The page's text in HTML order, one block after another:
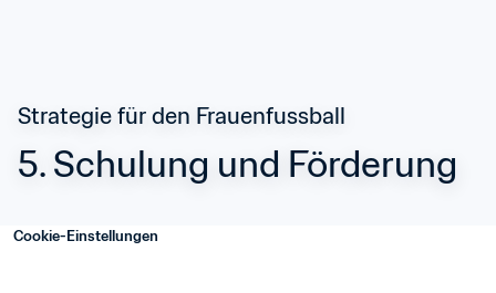
Strategie für den Frauenfussball
5. Schulung und Förderung
Cookie-Einstellungen